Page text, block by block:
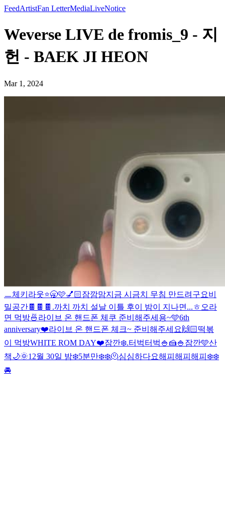
FeedArtistFan LetterMediaLiveNotice
Weverse LIVE de fromis_9 - 지
헌 - BAEK JI HEON
Mar 1, 2024
ㅡ체키라웃⭐️🥱🩷💅🏻잠깜맘지금 시금치 무침 만드려구요비
밀공간 🍫🍫🍫 .까치 까치 설날 이틀 후이 밤이 지나면...ㅎ 오라
면 먹방🍜 라이브 온 핸드폰 체쿠 준비해주세용~🩵6th
anniversary❤️라이브 온 핸드폰 체크~ 준비해주세요 🙌🏻떡볶
이 먹방WHITE ROM DAY❤️잠깐❄️.터벅터벅 🍚🍰🍚 잠깐🩵산
책🌙🌞12월 30일 밤❄️5분만❄️❄️🫠심심하다요해피해피해피❄️❄️
🚘